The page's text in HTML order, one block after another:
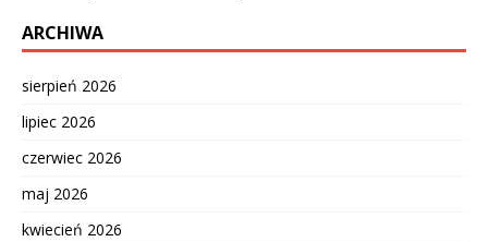
ARCHIWA
sierpień 2026
lipiec 2026
czerwiec 2026
maj 2026
kwiecień 2026